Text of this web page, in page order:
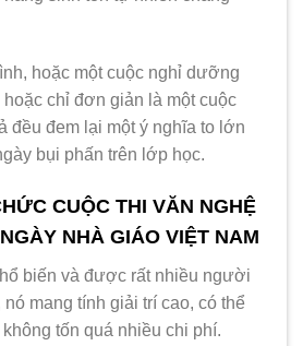
hoặc một cuộc nghỉ dưỡng
hoặc chỉ đơn giản là một cuộc
đều đem lại một ý nghĩa to lớn
bụi phấn trên lớp học.
CUỘC THI VĂN NGHỆ
NHÀ GIÁO VIỆT NAM
biến và được rất nhiều người
mang tính giải trí cao, có thể
tốn quá nhiều chi phí.